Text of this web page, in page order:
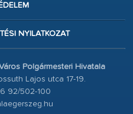
NYILATKOZAT
Polgármesteri Hivatala
Lajos utca 17-19.
92/502-100